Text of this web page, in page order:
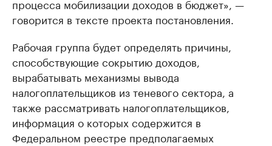
процесса мобилизации доходов в бюджет», —
говорится в тексте проекта постановления.
Рабочая группа будет определять причины,
способствующие сокрытию доходов,
вырабатывать механизмы вывода
налогоплательщиков из теневого сектора, а
также рассматривать налогоплательщиков,
информация о которых содержится в
Федеральном реестре предполагаемых